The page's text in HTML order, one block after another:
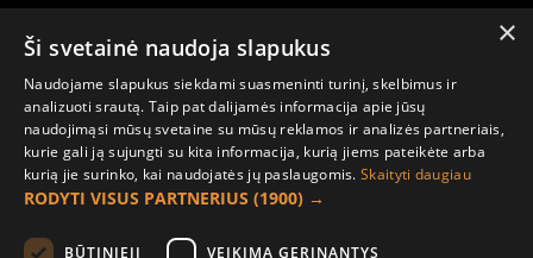
Pirkėjo paskyra
Mano paskyra
Užsakymai
Naujienlaiškiai
×
Ši svetainė naudoja slapukus
Naudojame slapukus siekdami suasmeninti turinį, skelbimus ir
analizuoti srautą. Taip pat dalijamės informacija apie jūsų
naudojimąsi mūsų svetaine su mūsų reklamos ir analizės partneriais,
kurie gali ją sujungti su kita informacija, kurią jiems pateikėte arba
kurią jie surinko, kai naudojatės jų paslaugomis.Skaityti daugiau
RODYTI VISUS PARTNERIUS (1900) →
BŪTINIEJI VEIKIMĄ GERINANTYS